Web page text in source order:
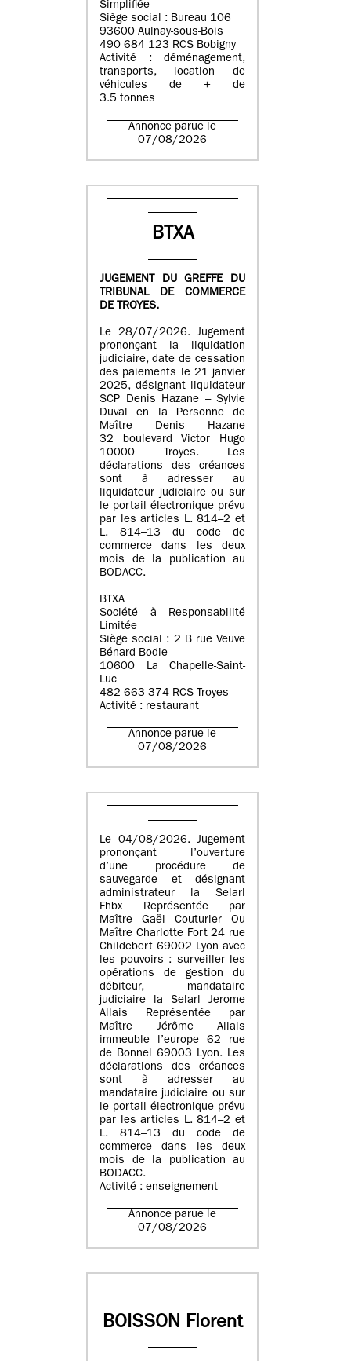
Simplifiée
Siège social : Bureau 106
93600 Aulnay-sous-Bois
490 684 123 RCS Bobigny
Activité : déménagement,
transports, location de
véhicules de + de
3.5 tonnes
Annonce parue le
07/08/2026
BTXA
JUGEMENT DU GREFFE DU
TRIBUNAL DE COMMERCE
DE TROYES.
Le 28/07/2026. Jugement
prononçant la liquidation
judiciaire, date de cessation
des paiements le 21 janvier
2025, désignant liquidateur
SCP Denis Hazane – Sylvie
Duval en la Personne de
Maître Denis Hazane
32 boulevard Victor Hugo
10000 Troyes. Les
déclarations des créances
sont à adresser au
liquidateur judiciaire ou sur
le portail électronique prévu
par les articles L. 814–2 et
L. 814–13 du code de
commerce dans les deux
mois de la publication au
BODACC.
BTXA
Société à Responsabilité
Limitée
Siège social : 2 B rue Veuve
Bénard Bodie
10600 La Chapelle-Saint-
Luc
482 663 374 RCS Troyes
Activité : restaurant
Annonce parue le
07/08/2026
Le 04/08/2026. Jugement
prononçant l’ouverture
d’une procédure de
sauvegarde et désignant
administrateur la Selarl
Fhbx Représentée par
Maître Gaël Couturier Ou
Maître Charlotte Fort 24 rue
Childebert 69002 Lyon avec
les pouvoirs : surveiller les
opérations de gestion du
débiteur, mandataire
judiciaire la Selarl Jerome
Allais Représentée par
Maître Jérôme Allais
immeuble l’europe 62 rue
de Bonnel 69003 Lyon. Les
déclarations des créances
sont à adresser au
mandataire judiciaire ou sur
le portail électronique prévu
par les articles L. 814–2 et
L. 814–13 du code de
commerce dans les deux
mois de la publication au
BODACC.
Activité : enseignement
Annonce parue le
07/08/2026
BOISSON Florent